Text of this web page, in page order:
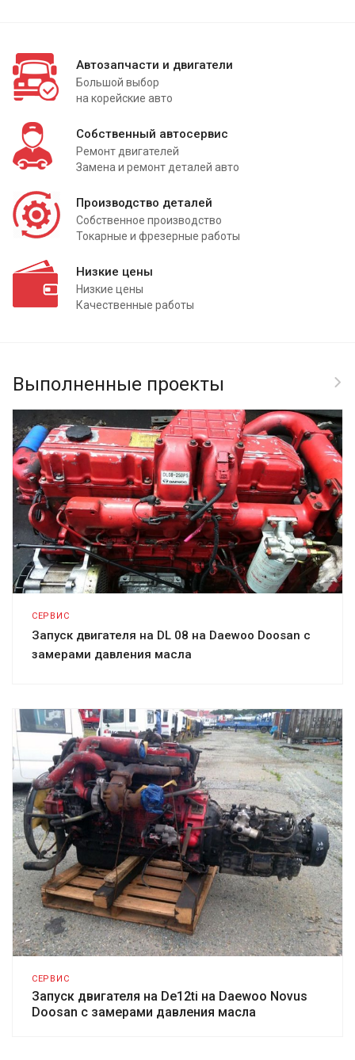
Автозапчасти и двигатели
Большой выбор
на корейские авто
Собственный автосервис
Ремонт двигателей
Замена и ремонт деталей авто
Производство деталей
Собственное производство
Токарные и фрезерные работы
Низкие цены
Низкие цены
Качественные работы
Выполненные проекты
СЕРВИС
Запуск двигателя на DL 08 на Daewoo Doosan с
замерами давления масла
СЕРВИС
Запуск двигателя на De12ti на Daewoo Novus
Doosan с замерами давления масла